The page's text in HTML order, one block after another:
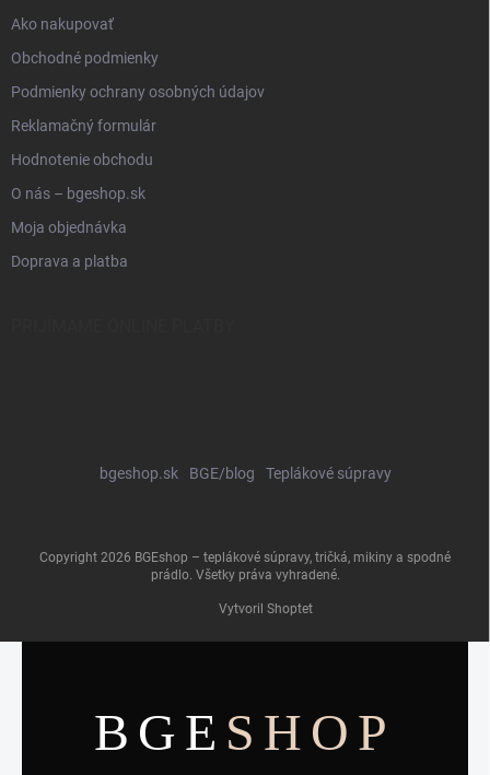
Ako nakupovať
Obchodné podmienky
Podmienky ochrany osobných údajov
Reklamačný formulár
Hodnotenie obchodu
O nás – bgeshop.sk
Moja objednávka
Doprava a platba
bgeshop.sk BGE/blog Teplákové súpravy
Vytvoril Shoptet
Copyright 2026 BGEshop – teplákové súpravy, tričká, mikiny a spodné
prádlo. Všetky práva vyhradené.
BGE SHOP